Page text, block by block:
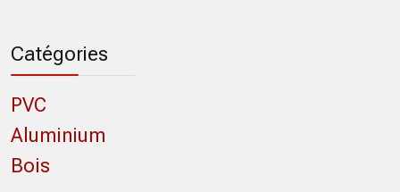
Catégories
PVC
Aluminium
Bois